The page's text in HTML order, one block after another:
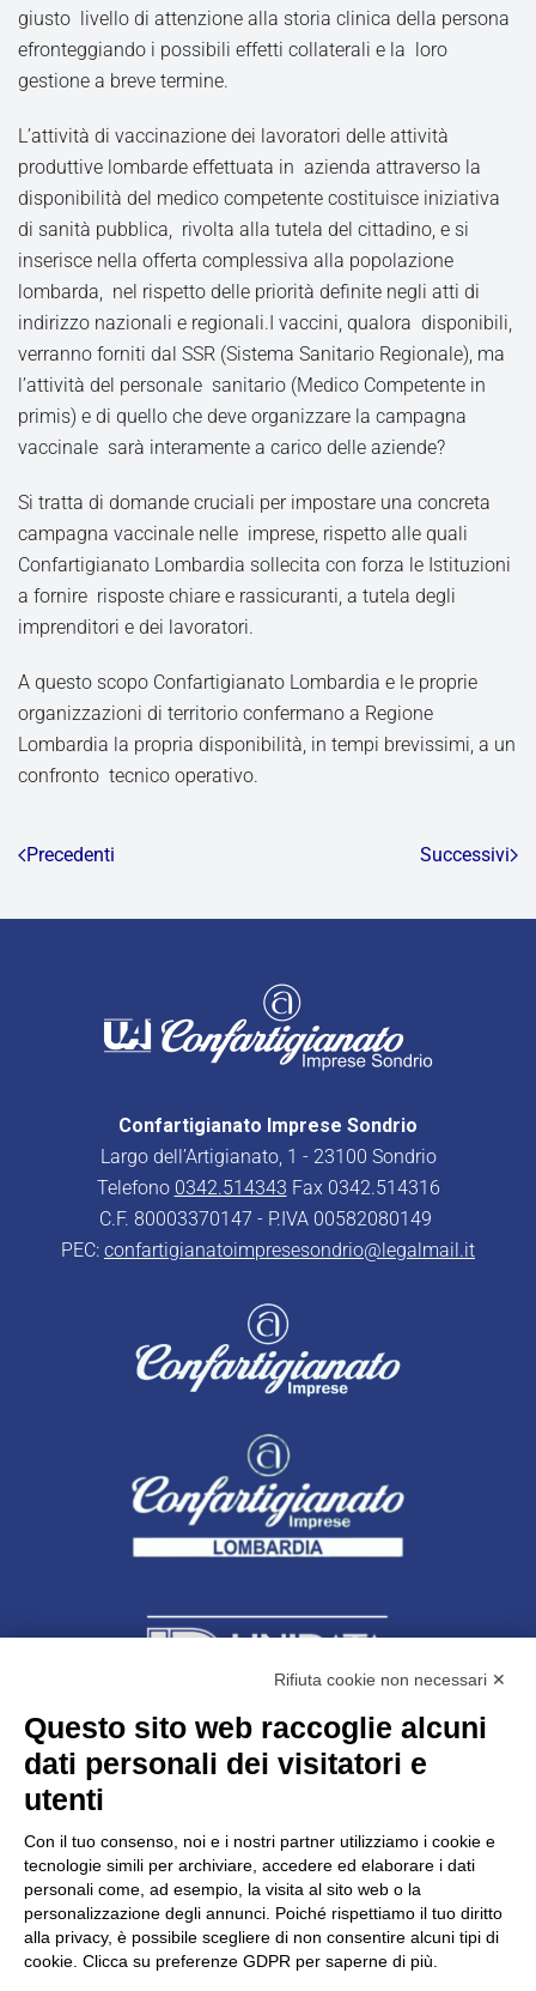
giusto livello di attenzione alla storia clinica della persona
efronteggiando i possibili effetti collaterali e la loro
gestione a breve termine.
L’attività di vaccinazione dei lavoratori delle attività
produttive lombarde effettuata in azienda attraverso la
disponibilità del medico competente costituisce iniziativa
di sanità pubblica, rivolta alla tutela del cittadino, e si
inserisce nella offerta complessiva alla popolazione
lombarda, nel rispetto delle priorità definite negli atti di
indirizzo nazionali e regionali.I vaccini, qualora disponibili,
verranno forniti dal SSR (Sistema Sanitario Regionale), ma
l’attività del personale sanitario (Medico Competente in
primis) e di quello che deve organizzare la campagna
vaccinale sarà interamente a carico delle aziende?
Si tratta di domande cruciali per impostare una concreta
campagna vaccinale nelle imprese, rispetto alle quali
Confartigianato Lombardia sollecita con forza le Istituzioni
a fornire risposte chiare e rassicuranti, a tutela degli
imprenditori e dei lavoratori.
A questo scopo Confartigianato Lombardia e le proprie
organizzazioni di territorio confermano a Regione
Lombardia la propria disponibilità, in tempi brevissimi, a un
confronto tecnico operativo.
Precedenti Successivi
Confartigianato Imprese Sondrio
Largo dell’Artigianato, 1 - 23100 Sondrio
Telefono 0342.514343 Fax 0342.514316
C.F. 80003370147 - P.IVA 00582080149
PEC: confartigianatoimpresesondrio@legalmail.it
Unidata s.r.lcon unico socio
Largo dell’Artigianato, 1 - 23100 Sondrio
C.F. 00481790145 - N.REA SO-36426
PEC: unidata.sondrio@legalmail.it
Cap. soc. euro 100.000,00 i.v.
Rifiuta cookie non necessari ✕
Questo sito web raccoglie alcuni
dati personali dei visitatori e
utenti
Con il tuo consenso, noi e i nostri partner utilizziamo i cookie e
tecnologie simili per archiviare, accedere ed elaborare i dati
personali come, ad esempio, la visita al sito web o la
personalizzazione degli annunci. Poiché rispettiamo il tuo diritto
alla privacy, è possibile scegliere di non consentire alcuni tipi di
cookie. Clicca su preferenze GDPR per saperne di più.